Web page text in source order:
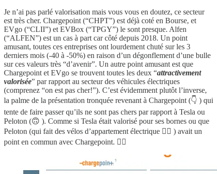
Je n’ai pas parlé valorisation mais vous vous en doutez, ce secteur
est très cher. Chargepoint (“CHPT”) est déjà coté en Bourse, et
EVgo (“CLII”) et EVBox (“TPGY”) le sont presque. Alfen
(“ALFEN”) est un cas à part car côté depuis 2018. Un point
amusant, toutes ces entreprises ont lourdement chuté sur les 3
derniers mois (-40 à -50%) en raison d’un dégonflement d’une bulle
sur ces valeurs très “d’avenir”. Un autre point amusant est que
Chargepoint et EVgo se trouvent toutes les deux “attractivement
valorisée” par rapport au secteur des véhicules électriques
(comprenez “on est pas cher!”). C’est évidemment plutôt l’inverse,
la palme de la présentation tronquée revenant à Chargepoint (👇 ) qui
tente de faire passer qu’ils ne sont pas chers par rapport à Tesla ou
Peloton (🙃 ). Comme si Tesla était valorisé pour ses bornes ou que
Peloton (qui fait des vélos d’appartement électrique 💁‍♂️ ) avait un
point en commun avec Chargepoint. 🤦‍♂️